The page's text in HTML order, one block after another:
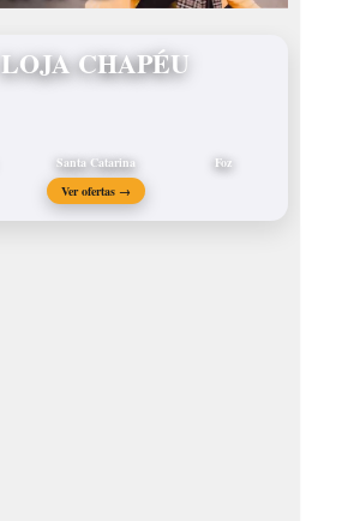
LOJA CHAPÉU
Santa Catarina
Foz
Ver ofertas →